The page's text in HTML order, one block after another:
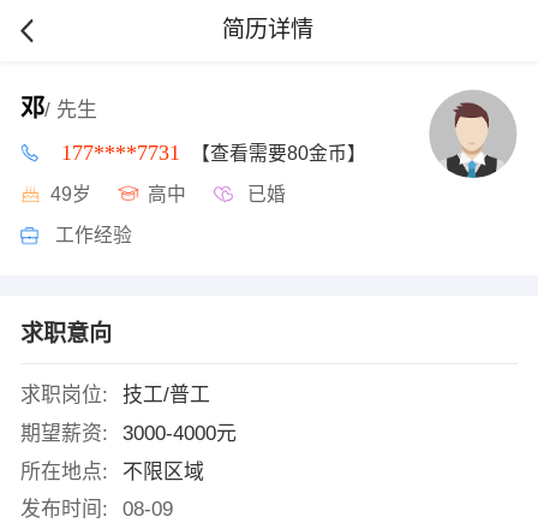
简历详情
邓/ 先生
177****7731 【查看需要80金币】
49岁 高中 已婚
工作经验
求职意向
求职岗位:
技工/普工
期望薪资:
3000-4000元
所在地点:
不限区域
发布时间:
08-09